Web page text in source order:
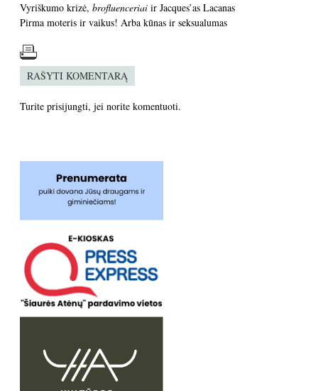
Vyriškumo krizė, brofluenceriai ir Jacques’as Lacanas
Pirma moteris ir vaikus! Arba kūnas ir seksualumas
RAŠYTI KOMENTARĄ
Turite prisijungti, jei norite komentuoti.